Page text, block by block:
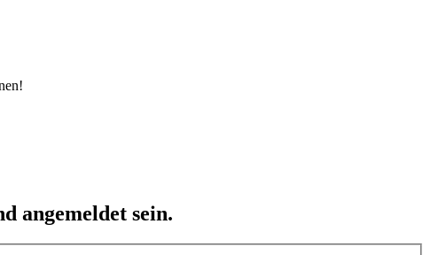
angemeldet sein.